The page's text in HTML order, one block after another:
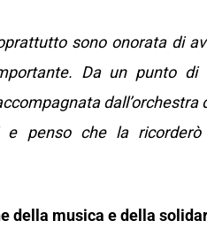
sono onorata di
Da un punto di
dall’orchestra
e penso che la
della musica e della